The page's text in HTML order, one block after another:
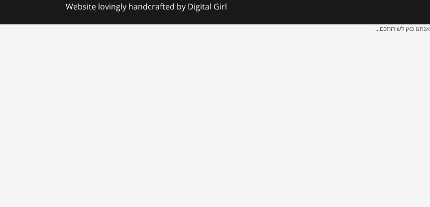
Website lovingly handcrafted by Digital Girl
אנחנו כאן לשירותכם...